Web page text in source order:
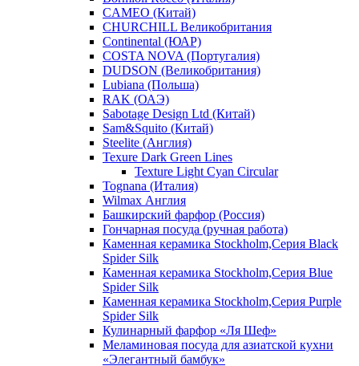
CAMEO (Китай)
CHURCHILL Великобритания
Continental (ЮАР)
COSTA NOVA (Португалия)
DUDSON (Великобритания)
Lubiana (Польша)
RAK (ОАЭ)
Sabotage Design Ltd (Китай)
Sam&Squito (Китай)
Steelite (Англия)
Texure Dark Green Lines
Texture Light Cyan Circular
Tognana (Италия)
Wilmax Англия
Башкирский фарфор (Россия)
Гончарная посуда (ручная работа)
Каменная керамика Stockholm,Серия Black
Spider Silk
Каменная керамика Stockholm,Серия Blue
Spider Silk
Каменная керамика Stockholm,Серия Purple
Spider Silk
Кулинарный фарфор «Ля Шеф»
Меламиновая посуда для азиатской кухни
«Элегантный бамбук»